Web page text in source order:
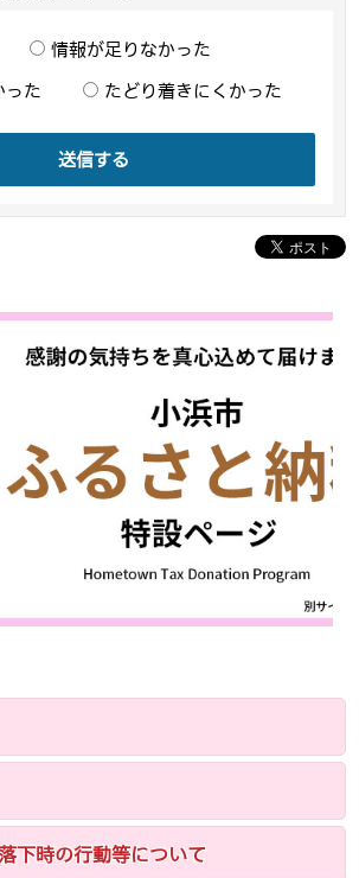
情報が足りなかった
った たどり着きにくかった
送信する
下時の行動等について